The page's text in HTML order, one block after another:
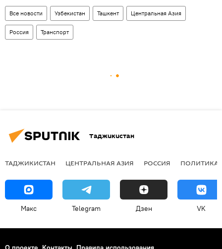
Все новости Узбекистан Ташкент Центральная Азия
Россия Транспорт
Таджикистан
ТАДЖИКИСТАН ЦЕНТРАЛЬНАЯ АЗИЯ РОССИЯ ПОЛИТИКА
Макс Telegram Дзен VK